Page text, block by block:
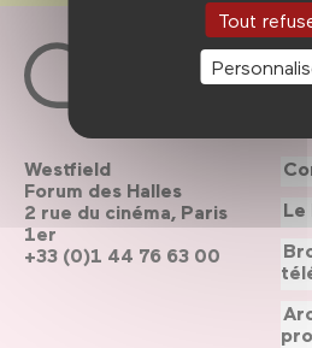
Tout
Westfield
Forum des Halles
2 rue du cinéma, Paris
1er
+33 (0)1 44 76 63 00
Le